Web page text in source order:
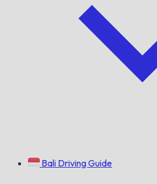
Bali Driving Guide